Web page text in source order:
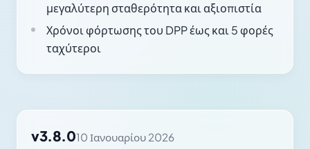
μεγαλύτερη σταθερότητα και αξιοπιστία
Χρόνοι φόρτωσης του DPP έως και 5 φορές
ταχύτεροι
v3.8.010 Ιανουαρίου 2026